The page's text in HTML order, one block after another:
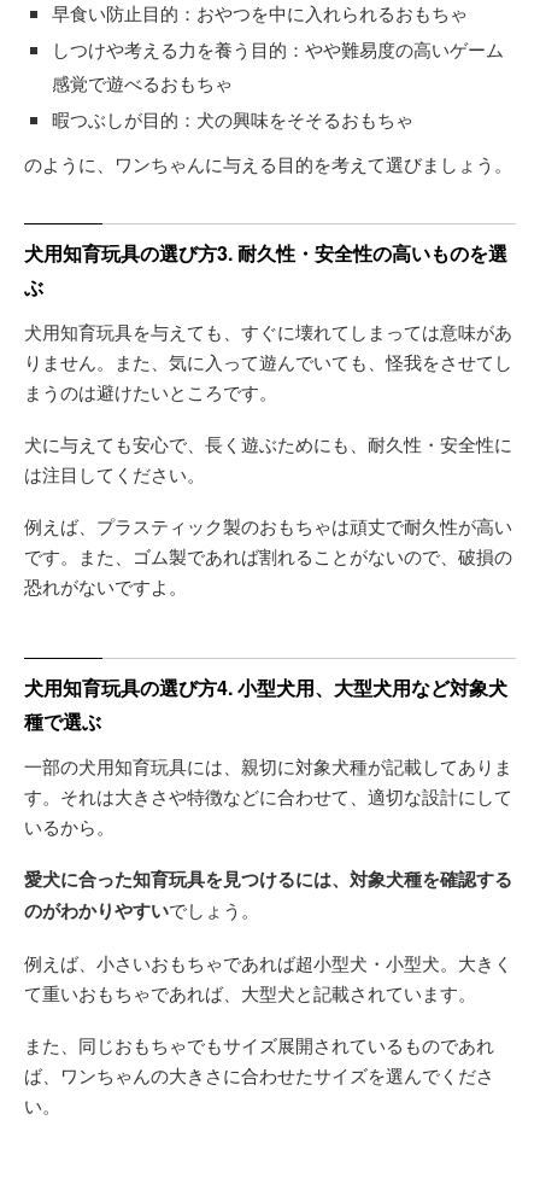
早食い防止目的：おやつを中に入れられるおもちゃ
しつけや考える力を養う目的：やや難易度の高いゲーム
感覚で遊べるおもちゃ
暇つぶしが目的：犬の興味をそそるおもちゃ
のように、ワンちゃんに与える目的を考えて選びましょう。
犬用知育玩具の選び方3. 耐久性・安全性の高いものを選
ぶ
犬用知育玩具を与えても、すぐに壊れてしまっては意味があ
りません。また、気に入って遊んでいても、怪我をさせてし
まうのは避けたいところです。
犬に与えても安心で、長く遊ぶためにも、耐久性・安全性に
は注目してください。
例えば、プラスティック製のおもちゃは頑丈で耐久性が高い
です。また、ゴム製であれば割れることがないので、破損の
恐れがないですよ。
犬用知育玩具の選び方4. 小型犬用、大型犬用など対象犬
種で選ぶ
一部の犬用知育玩具には、親切に対象犬種が記載してありま
す。それは大きさや特徴などに合わせて、適切な設計にして
いるから。
愛犬に合った知育玩具を見つけるには、対象犬種を確認する
のがわかりやすいでしょう。
例えば、小さいおもちゃであれば超小型犬・小型犬。大きく
て重いおもちゃであれば、大型犬と記載されています。
また、同じおもちゃでもサイズ展開されているものであれ
ば、ワンちゃんの大きさに合わせたサイズを選んでくださ
い。